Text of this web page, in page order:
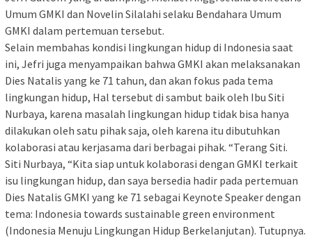
Umum GMKI dan Novelin Silalahi selaku Bendahara Umum
GMKI dalam pertemuan tersebut.
Selain membahas kondisi lingkungan hidup di Indonesia saat
ini, Jefri juga menyampaikan bahwa GMKI akan melaksanakan
Dies Natalis yang ke 71 tahun, dan akan fokus pada tema
lingkungan hidup, Hal tersebut di sambut baik oleh Ibu Siti
Nurbaya, karena masalah lingkungan hidup tidak bisa hanya
dilakukan oleh satu pihak saja, oleh karena itu dibutuhkan
kolaborasi atau kerjasama dari berbagai pihak. “Terang Siti.
Siti Nurbaya, “Kita siap untuk kolaborasi dengan GMKI terkait
isu lingkungan hidup, dan saya bersedia hadir pada pertemuan
Dies Natalis GMKI yang ke 71 sebagai Keynote Speaker dengan
tema: Indonesia towards sustainable green environment
(Indonesia Menuju Lingkungan Hidup Berkelanjutan). Tutupnya.